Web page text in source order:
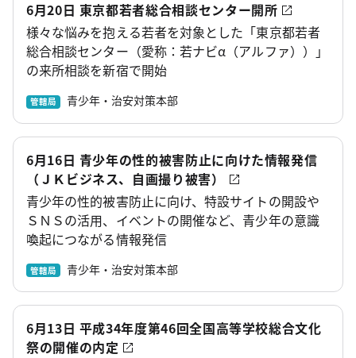
6月20日 東京都若者総合相談センター開所
様々な悩みを抱える若者を対象とした「東京都若者
総合相談センター（愛称：若ナビα（アルファ））」
の来所相談を新宿で開始
管轄局 青少年・治安対策本部
6月16日 青少年の性的被害防止に向けた情報発信
（ＪＫビジネス、自画撮り被害）
青少年の性的被害防止に向け、特設サイトの開設や
ＳＮＳの活用、イベントの開催など、青少年の意識
喚起につながる情報発信
管轄局 青少年・治安対策本部
6月13日 平成34年度第46回全国高等学校総合文化
祭の開催の内定